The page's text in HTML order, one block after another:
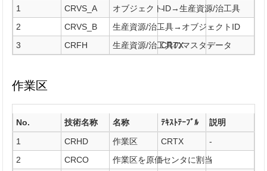
1
CRVS_A オブジェクトID→生産資源/治工具
-
-
2
CRVS_B 生産資源/治工具→オブジェクトID
-
-
3
CRFH 生産資源/治工具のマスタデータ
CRTX -
作業区
No. 技術名称 名称 ﾃｷｽﾄﾃｰﾌﾞﾙ
説明
1
CRHD 作業区 CRTX
-
2
CRCO 作業区を原価センタに割当
-
-